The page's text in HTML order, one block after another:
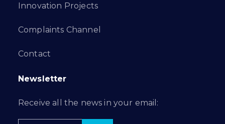
Innovation Projects
Complaints Channel
Contact
Newsletter
Receive all the news in your email: